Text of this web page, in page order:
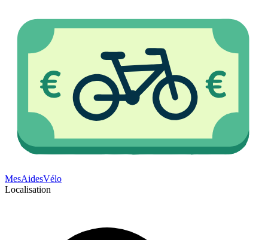
MesAidesVélo
Localisation